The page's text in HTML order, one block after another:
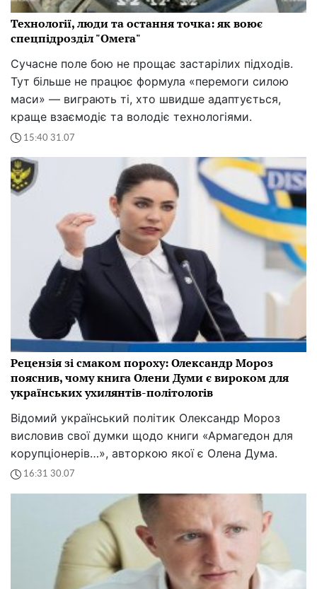
Технології, люди та остання точка: як воює
спецпідрозділ "Омега"
Сучасне поле бою не прощає застарілих підходів.
Тут більше не працює формула «перемоги силою
маси» — виграють ті, хто швидше адаптується,
краще взаємодіє та володіє технологіями.
15:40 31.07
Рецензія зі смаком пороху: Олександр Мороз
пояснив, чому книга Олени Думи є вироком для
українських ухилянтів-політологів
Відомий український політик Олександр Мороз
висловив свої думки щодо книги «Армагедон для
корупціонерів…», авторкою якої є Олена Дума.
16:31 30.07